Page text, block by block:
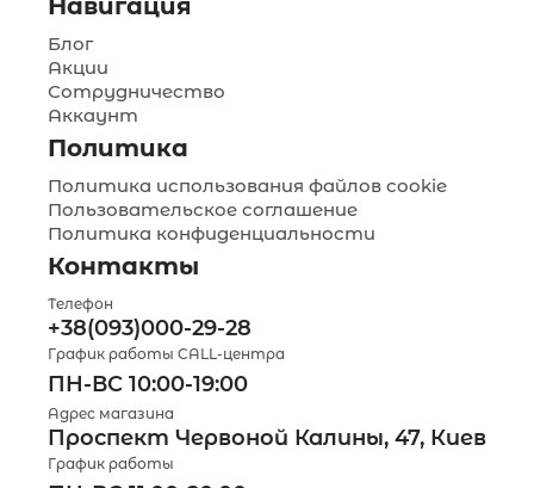
Блог
Акции
Сотрудничество
Аккаунт
Политика
Политика использования файлов cookie
Пользовательское соглашение
Политика конфиденциальности
Контакты
Телефон
+38(093)000-29-28
График работы CALL-центра
ПН-ВС 10:00-19:00
Адрес магазина
Проспект Червоной Калины, 47, Киев
График работы